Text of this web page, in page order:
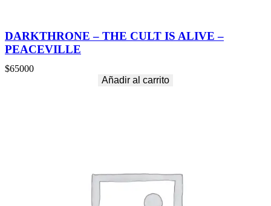
DARKTHRONE – THE CULT IS ALIVE –
PEACEVILLE
$65000
Añadir al carrito